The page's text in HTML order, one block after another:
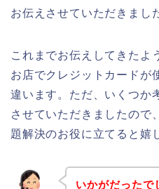
お伝えさせていただきまし
これまでお伝えしてきたよ
お店でクレジットカードが
違います。ただ、いくつか
させていただきましたので
題解決のお役に立てると嬉
いかがだったで